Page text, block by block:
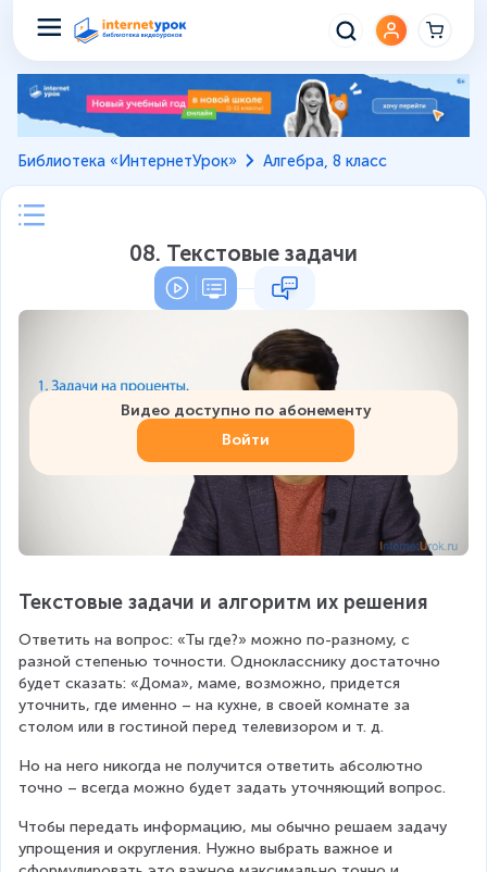
Библиотека «ИнтернетУрок» Алгебра, 8 класс
08. Текстовые задачи
Видео доступно по абонементу
Войти
Текстовые задачи и алгоритм их решения
Ответить на вопрос: «Ты где?» можно по-разному, с
разной степенью точности. Однокласснику достаточно
будет сказать: «Дома», маме, возможно, придется
уточнить, где именно – на кухне, в своей комнате за
столом или в гостиной перед телевизором и т. д.
Но на него никогда не получится ответить абсолютно
точно – всегда можно будет задать уточняющий вопрос.
Чтобы передать информацию, мы обычно решаем задачу
упрощения и округления. Нужно выбрать важное и